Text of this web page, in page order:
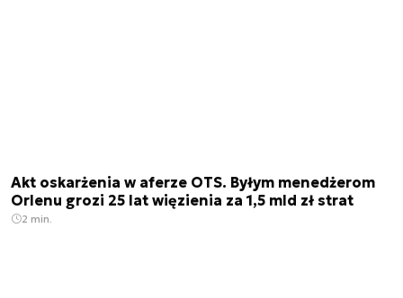
Akt oskarżenia w aferze OTS. Byłym menedżerom
Orlenu grozi 25 lat więzienia za 1,5 mld zł strat
2 min.